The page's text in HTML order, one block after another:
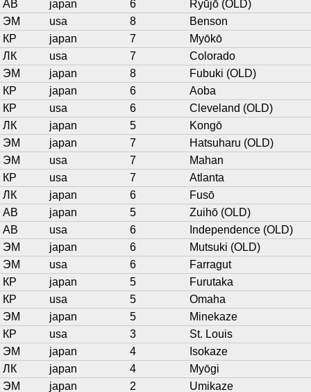
АВ
japan 6
Ryūjō (OLD)
ЭМ
usa 8
Benson
КР
japan 7
Myōkō
ЛК
usa 7
Colorado
ЭМ
japan 8
Fubuki (OLD)
КР
japan 6
Aoba
КР
usa 6
Cleveland (OLD)
ЛК
japan 5
Kongō
ЭМ
japan 7
Hatsuharu (OLD)
ЭМ
usa 7
Mahan
КР
usa 7
Atlanta
ЛК
japan 6
Fusō
АВ
japan 5
Zuihō (OLD)
АВ
usa 6
Independence (OLD)
ЭМ
japan 6
Mutsuki (OLD)
ЭМ
usa 6
Farragut
КР
japan 5
Furutaka
КР
usa 5
Omaha
ЭМ
japan 5
Minekaze
КР
usa 3
St. Louis
ЭМ
japan 4
Isokaze
ЛК
japan 4
Myōgi
ЭМ
japan 2
Umikaze